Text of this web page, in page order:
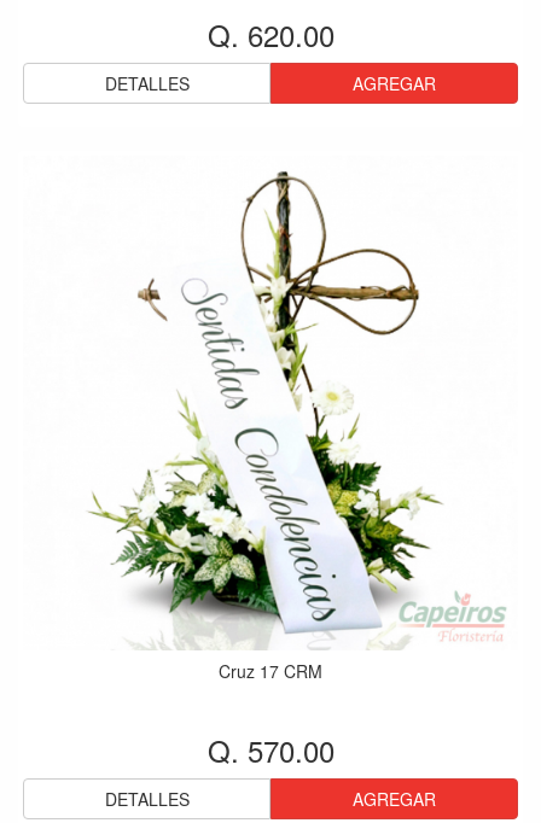
Q. 620.00
DETALLES AGREGAR
Cruz 17 CRM
Q. 570.00
DETALLES AGREGAR